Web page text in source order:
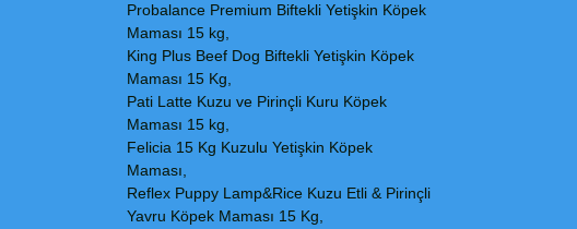
Probalance Premium Biftekli Yetişkin Köpek
Maması 15 kg,
King Plus Beef Dog Biftekli Yetişkin Köpek
Maması 15 Kg,
Pati Latte Kuzu ve Pirinçli Kuru Köpek
Maması 15 kg,
Felicia 15 Kg Kuzulu Yetişkin Köpek
Maması,
Reflex Puppy Lamp&Rice Kuzu Etli & Pirinçli
Yavru Köpek Maması 15 Kg,